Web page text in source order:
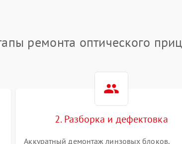
перенапряжения
60 мин
Неисправность системы защиты от
Неисправность системы защиты от
ремонта оптического
2. Разборка и дефектовка
Аккуратный демонтаж линзовых блоков,